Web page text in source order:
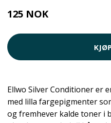
125 NOK
Ellwo Silver Conditioner er
med lilla fargepigmenter
og fremhever kalde toner i